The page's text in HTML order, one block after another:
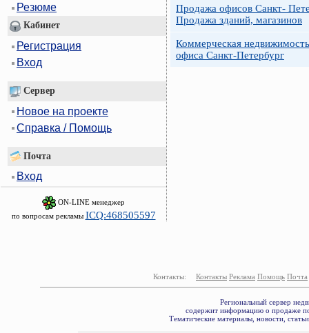
Резюме
Кабинет
Регистрация
Вход
Сервер
Новое на проекте
Справка / Помощь
Почта
Вход
ON-LINE менеджер
по вопросам рекламы ICQ:468505597
Продажа офисов Санкт-
Продажа зданий, магазинов
Коммерческая
офиса Санкт-Петербург
Контакты: Контакты Реклама Помощь Почта
Региональный сервер
содержит информацию о продаже
Тематические материалы, новости,